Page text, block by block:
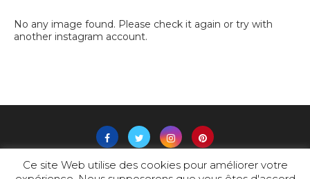
No any image found. Please check it again or try with
another instagram account.
Ce site Web utilise des cookies pour améliorer votre